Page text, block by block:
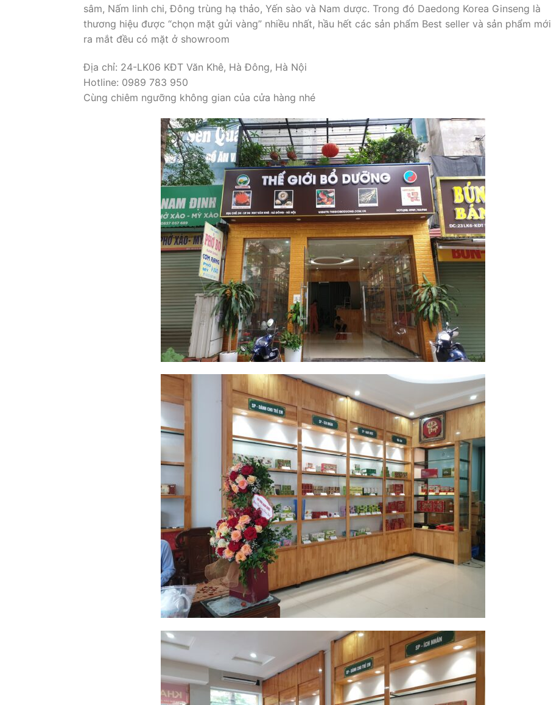
sâm, Nấm linh chi, Đông trùng hạ thảo, Yến sào và Nam dược. Trong đó Daedong Korea Ginseng là
thương hiệu được “chọn mặt gửi vàng” nhiều nhất, hầu hết các sản phẩm Best seller và sản phẩm mới
ra mắt đều có mặt ở showroom
Địa chỉ: 24-LK06 KĐT Văn Khê, Hà Đông, Hà Nội
Hotline: 0989 783 950
Cùng chiêm ngưỡng không gian của cửa hàng nhé